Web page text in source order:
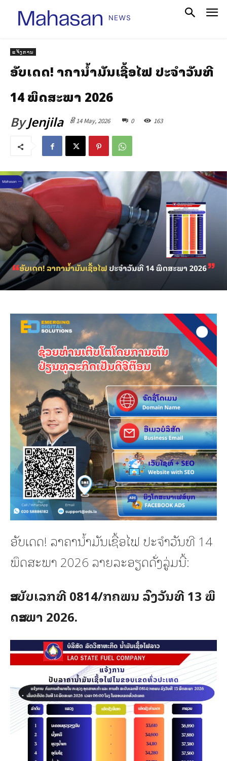
ແຈ້ງການ
ອັບເດດ! ລາຄານໍ້າມັນເຊື້ອໄຟ ປະຈໍາວັນທີ
14 ພຶດສະພາ 2026
ByJenjila ທີ 14 May, 2026 0 163
ອັບເດດ! ລາຄານໍ້າມັນເຊື້ອໄຟ ປະຈໍາວັນທີ 14
ພຶດສະພາ 2026 ລາຍລະອຽດດັ່ງລູ່ມນີ້:
ສະ​ບັບ​ເລກ​ທີ 0814/ກ​ຄ​ພນ ລົງ​ວັນ​ທີ 13 ພຶ​
ດ​ສະ​ພາ 2026.